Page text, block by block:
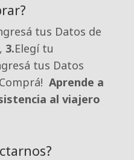
tus Datos de
3.Elegí tu
tus Datos
Comprá! Aprende a
al viajero